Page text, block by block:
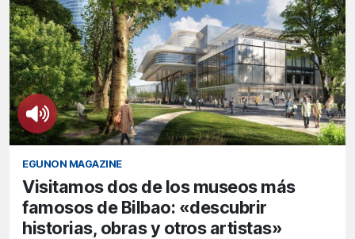
EGUNON MAGAZINE
Visitamos dos de los museos más
famosos de Bilbao: «descubrir
historias, obras y otros artistas»